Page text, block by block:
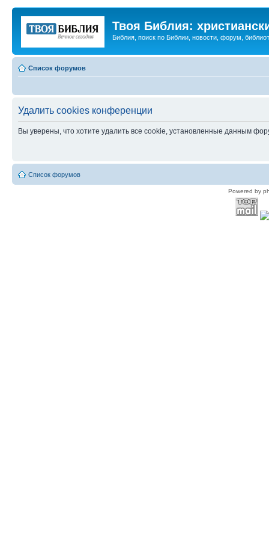
Твоя Библия:
Библия, поиск по Библии, новости, форум,
Список форумов
Удалить cookies конференции
Вы уверены, что хотите удалить все cookie, установленные данным
Список форумов
Powered by